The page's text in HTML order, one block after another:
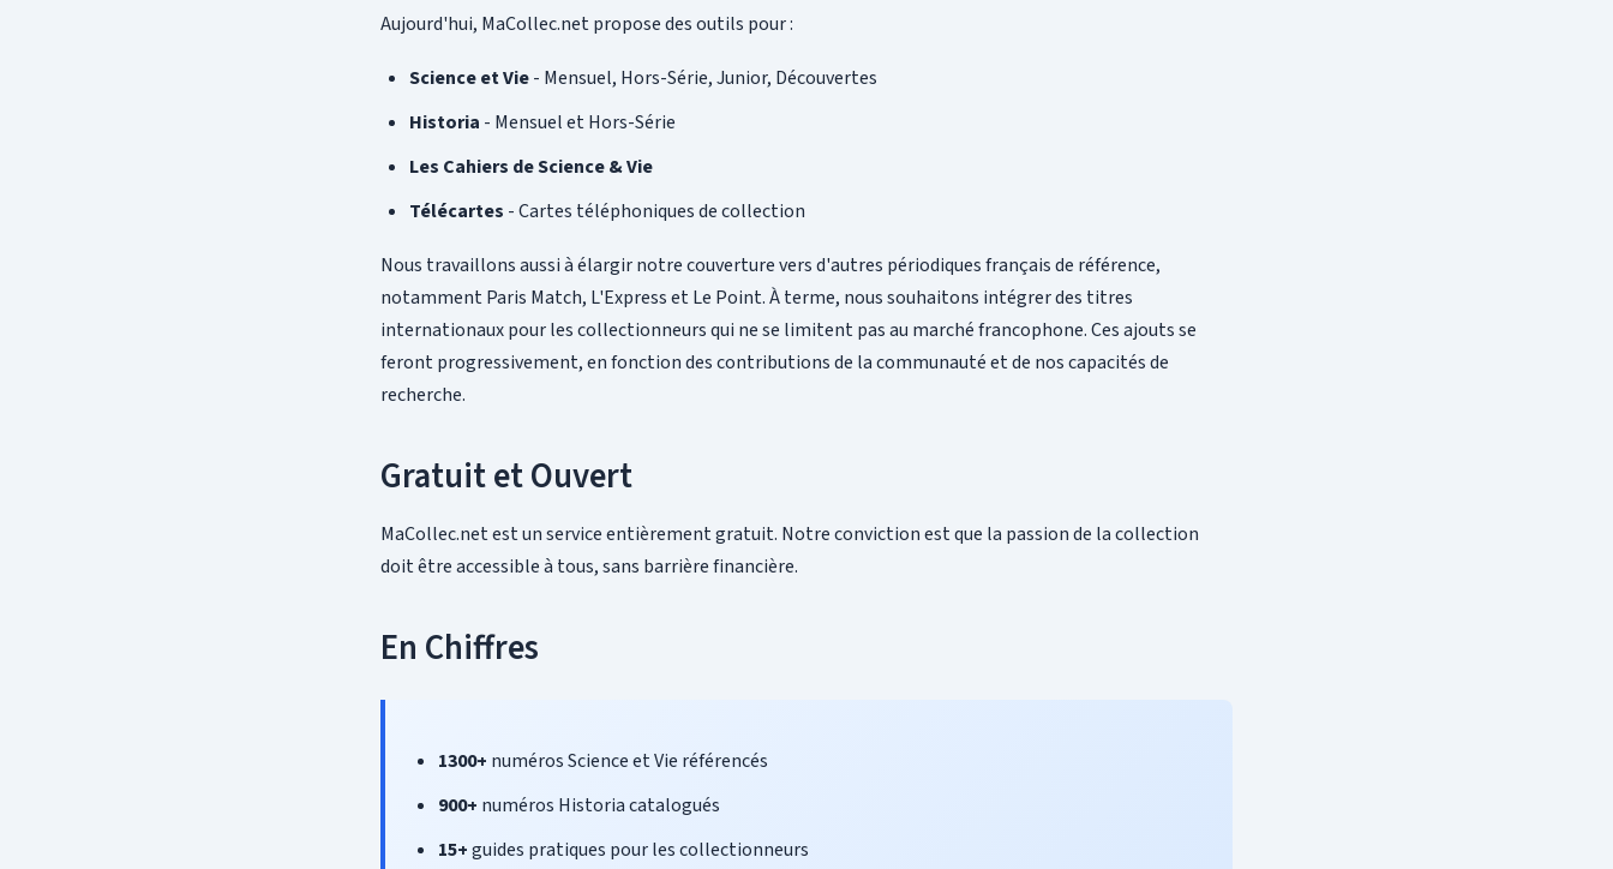
Aujourd'hui, MaCollec.net propose des outils pour :
Science et Vie- Mensuel, Hors-Série, Junior, Découvertes
Historia - Mensuel et Hors-Série
Les Cahiers de Science & Vie
Télécartes - Cartes téléphoniques de collection
Nous travaillons aussi à élargir notre couverture vers d'autres périodiques français de référence,
notamment Paris Match, L'Express et Le Point. À terme, nous souhaitons intégrer des titres
internationaux pour les collectionneurs qui ne se limitent pas au marché francophone. Ces ajouts se
feront progressivement, en fonction des contributions de la communauté et de nos capacités de
recherche.
Gratuit et Ouvert
MaCollec.net est un service entièrement gratuit. Notre conviction est que la passion de la collection
doit être accessible à tous, sans barrière financière.
En Chiffres
1300+ numéros Science et Vie référencés
900+ numéros Historia catalogués
15+guides pratiques pour les collectionneurs